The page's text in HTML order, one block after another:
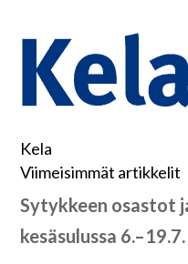
Kela
Viimeisimmät artikkelit
Sytykkeen osastot
kesäsulussa 6.–19.7.